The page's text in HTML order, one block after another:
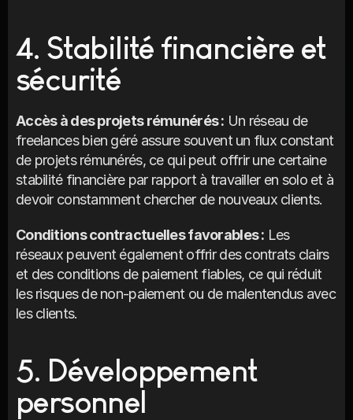
4. Stabilité financière et
sécurité
Accès à des projets rémunérés : Un réseau de
freelances bien géré assure souvent un flux constant
de projets rémunérés, ce qui peut offrir une certaine
stabilité financière par rapport à travailler en solo et à
devoir constamment chercher de nouveaux clients.
Conditions contractuelles favorables : Les
réseaux peuvent également offrir des contrats clairs
et des conditions de paiement fiables, ce qui réduit
les risques de non-paiement ou de malentendus avec
les clients.
5. Développement
personnel